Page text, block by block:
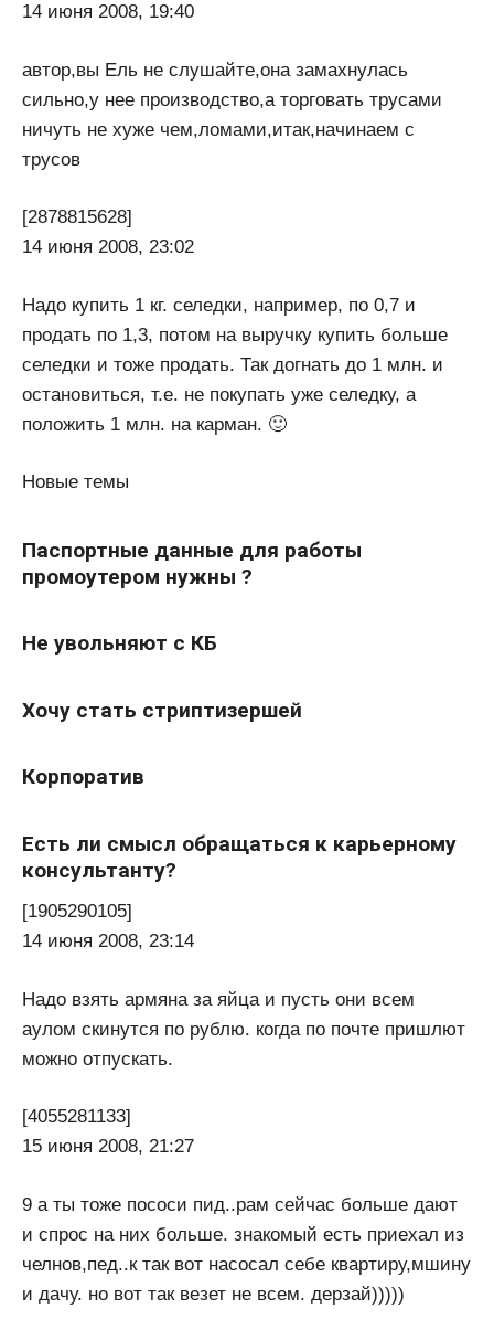
14 июня 2008, 19:40
автор,вы Ель не слушайте,она замахнулась
сильно,у нее производство,а торговать трусами
ничуть не хуже чем,ломами,итак,начинаем с
трусов
[2878815628]
14 июня 2008, 23:02
Надо купить 1 кг. селедки, например, по 0,7 и
продать по 1,3, потом на выручку купить больше
селедки и тоже продать. Так догнать до 1 млн. и
остановиться, т.е. не покупать уже селедку, а
положить 1 млн. на карман. 🙂
Новые темы
Паспортные данные для работы
промоутером нужны ?
Не увольняют с КБ
Хочу стать стриптизершей
Корпоратив
Есть ли смысл обращаться к карьерному
консультанту?
[1905290105]
14 июня 2008, 23:14
Надо взять армяна за яйца и пусть они всем
аулом скинутся по рублю. когда по почте пришлют
можно отпускать.
[4055281133]
15 июня 2008, 21:27
9 а ты тоже пососи пид..рам сейчас больше дают
и спрос на них больше. знакомый есть приехал из
челнов,пед..к так вот насосал себе квартиру,мшину
и дачу. но вот так везет не всем. дерзай)))))